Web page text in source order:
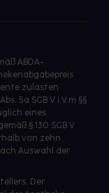
ABDA-
zulasten
5a SGB V i.V.m §§
eines
§ 130 SGB V
von zehn
Auswahl der
Der